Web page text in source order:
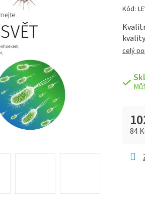
je
0,0
z 5
Kód:
celý
84